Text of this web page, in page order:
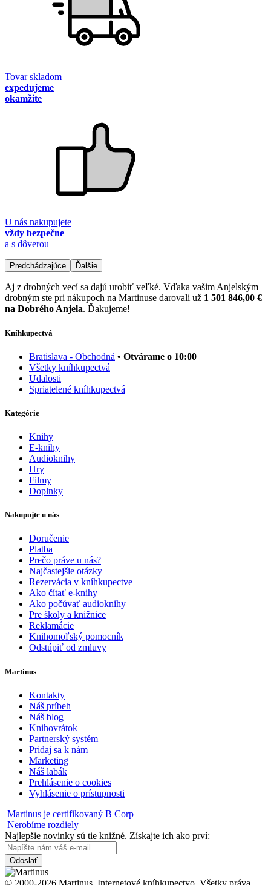
Tovar skladom
expedujeme
okamžite
U nás nakupujete
vždy bezpečne
a s dôverou
Predchádzajúce Ďalšie
Aj z drobných vecí sa dajú urobiť veľké. Vďaka vašim Anjelským
drobným ste pri nákupoch na Martinuse darovali už 1 501 846,00 €
na Dobrého Anjela. Ďakujeme!
Kníhkupectvá
Bratislava - Obchodná • Otvárame o 10:00
Všetky kníhkupectvá
Udalosti
Spriatelené kníhkupectvá
Kategórie
Knihy
E-knihy
Audioknihy
Hry
Filmy
Doplnky
Nakupujte u nás
Doručenie
Platba
Prečo práve u nás?
Najčastejšie otázky
Rezervácia v kníhkupectve
Ako čítať e-knihy
Ako počúvať audioknihy
Pre školy a knižnice
Reklamácie
Knihomoľský pomocník
Odstúpiť od zmluvy
Martinus
Kontakty
Náš príbeh
Náš blog
Knihovrátok
Partnerský systém
Pridaj sa k nám
Marketing
Náš labák
Prehlásenie o cookies
Vyhlásenie o prístupnosti
Martinus je certifikovaný B Corp
Nerobíme rozdiely
Najlepšie novinky sú tie knižné. Získajte ich ako prví:
Odoslať
© 2000-2026 Martinus. Internetové kníhkupectvo. Všetky práva